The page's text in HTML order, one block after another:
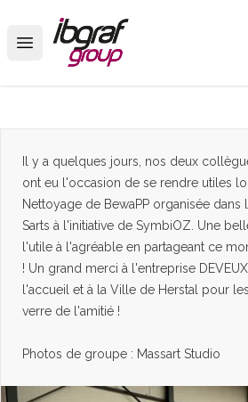
Open main menu
IBGraf Group
Il y a quelques jours, nos deux
ont eu l'occasion de se rendre utiles
Nettoyage de BewaPP organisée
Sarts à l'initiative de SymbiOZ . Une
l'utile à l'agréable en partageant ce
! Un grand merci à l'entreprise
l'accueil et à la Ville de Herstal
pour
verre de l'amitié !
Photos de groupe : Massart Studio